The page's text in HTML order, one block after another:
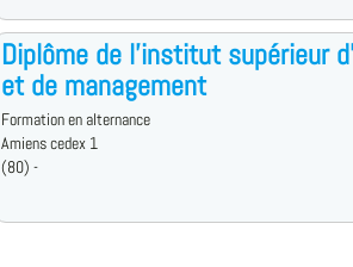
Diplôme de l'institut supérieur
et de management
Formation en alternance
Amiens cedex 1
(80) -